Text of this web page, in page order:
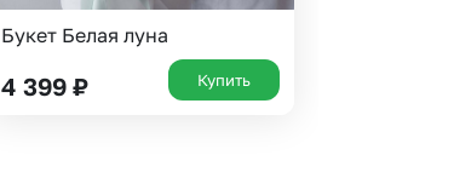
Букет Белая луна
4 399 ₽ Купить